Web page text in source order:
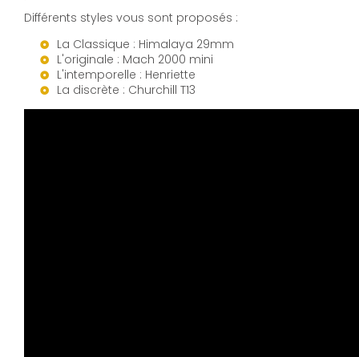
Différents styles vous sont proposés :
La Classique : Himalaya 29mm
L'originale : Mach 2000 mini
L'intemporelle : Henriette
La discrète : Churchill T13